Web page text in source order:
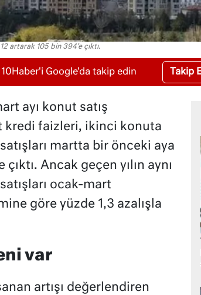
artarak 105 bin 394’e çıktı.
10Haber'i Google'da takip edin Takip
ayı konut satış
kredi faizleri, ikinci konuta
martta bir önceki aya
Ancak geçen yılın aynı
ocak-mart
göre yüzde 1,3 azalışla
var
artışı değerlendiren